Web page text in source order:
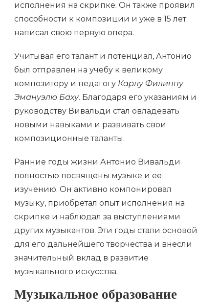
исполнения на скрипке. Он также проявил
способности к композиции и уже в 15 лет
написал свою первую опера.
Учитывая его талант и потенциал, Антонио
был отправлен на учебу к великому
композитору и педагогу Карлу Филиппу
Эмануэлю Баху. Благодаря его указаниям и
руководству Вивальди стал овладевать
новыми навыками и развивать свои
композиционные таланты.
Ранние годы жизни Антонио Вивальди
полностью посвящены музыке и ее
изучению. Он активно компонировал
музыку, приобретал опыт исполнения на
скрипке и наблюдал за выступлениями
других музыкантов. Эти годы стали основой
для его дальнейшего творчества и внесли
значительный вклад в развитие
музыкального искусства.
Музыкальное образование